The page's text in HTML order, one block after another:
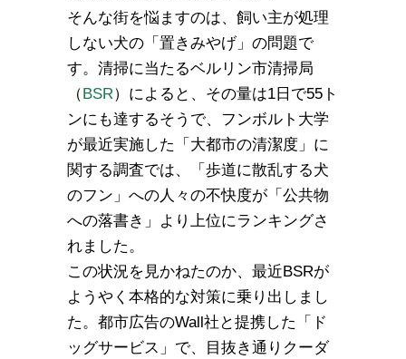
そんな街を悩ますのは、飼い主が処理
しない犬の「置きみやげ」の問題で
す。清掃に当たるベルリン市清掃局
（BSR）によると、その量は1日で55ト
ンにも達するそうで、フンボルト大学
が最近実施した「大都市の清潔度」に
関する調査では、「歩道に散乱する犬
のフン」への人々の不快度が「公共物
への落書き」より上位にランキングさ
れました。
この状況を見かねたのか、最近BSRが
ようやく本格的な対策に乗り出しまし
た。都市広告のWall社と提携した「ド
ッグサービス」で、目抜き通りクーダ